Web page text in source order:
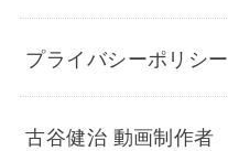
プライバシーポリシー
古谷健治 動画制作者